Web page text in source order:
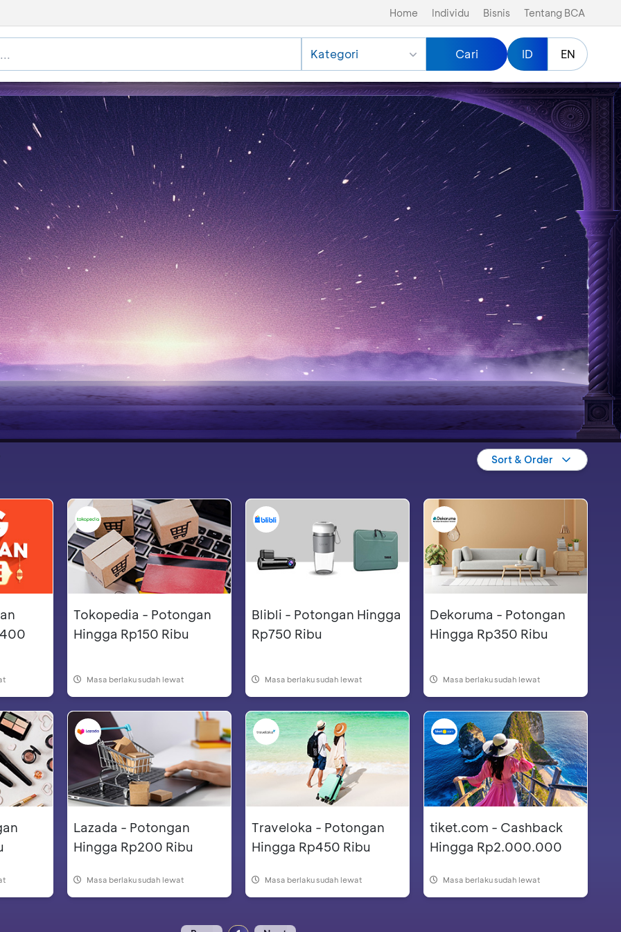
Home Individu Bisnis Tentang BCA
Kategori Cari ID EN
2026 Sort & Order
Tokopedia - Potongan
Hingga Rp150 Ribu
Masa berlaku sudah lewat
Blibli - Potongan Hingga
Rp750 Ribu
Masa berlaku sudah lewat
Dekoruma - Potongan
Hingga Rp350 Ribu
Masa berlaku sudah lewat
Lazada - Potongan
Hingga Rp200 Ribu
Masa berlaku sudah lewat
Traveloka - Potongan
Hingga Rp450 Ribu
Masa berlaku sudah lewat
tiket.com - Cashback
Hingga Rp2.000.000
Masa berlaku sudah lewat